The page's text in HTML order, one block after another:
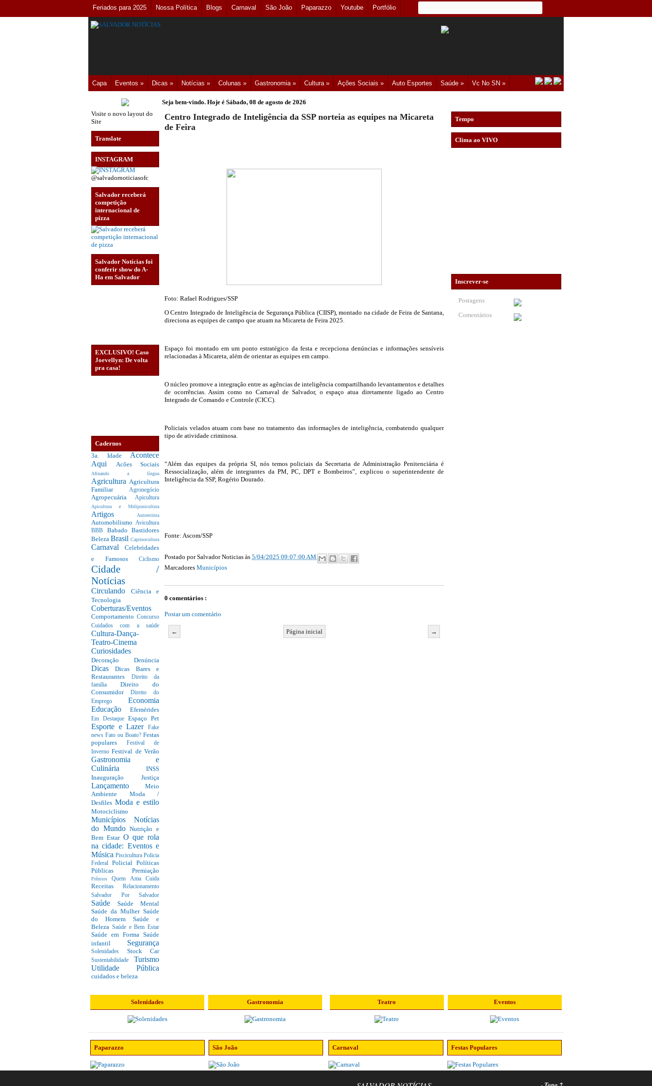
Feriados para 2025 Nossa Política Blogs Carnaval São João Paparazzo Youtube Portfólio
Capa Eventos » Dicas » Notícias » Colunas » Gastronomia » Cultura » Ações Sociais » Auto Esportes Saúde » Vc No SN »
Visite o novo layout do
Site
Translate
INSTAGRAM
@salvadornoticiasofc
Salvador receberá
competição
internacional de
pizza
Salvador Notícias foi
conferir show do A-
Ha em Salvador
EXCLUSIVO! Caso
Joevellyn: De volta
pra casa!
Cadernos
3a. Idade Acontece
Aqui
Acões Sociais
Afinando a língua
Agricultura Agricultura
Familiar
Agronegócio
Agropecuária Apicultura
Apicultura e Meliponicultura
Artigos Autoestima
Automobilismo
Avicultura
BBB Babado Bastidores
Beleza Brasil Caprinocultura
Carnaval Celebridades
e Famosos Ciclismo
Cidade /
Notícias
Circulando Ciência e
Tecnologia
Coberturas/Eventos
Comportamento Concurso
Cuidados com a saúde
Cultura-Dança-
Teatro-Cinema
Curiosidades
Decoração Denúncia
DicasDicas Bares e
Restaurantes
Direito da
família Direito do
Consumidor Direito do
Emprego Economia
Educação Efemérides
Em Destaque Espaço Pet
Esporte e Lazer
Fake
news Fato ou Boato? Festas
populares
Festival de
InvernoFestival de Verão
Gastronomia e
Culinária INSS
Inauguração Justiça
Lançamento Meio
Ambiente Moda /
Desfiles Moda e estilo
Motociclismo
Municípios Notícias
do MundoNutrição e
Bem Estar O que rola
na cidade: Eventos e
Música Piscicultura Policia
Federal Policial Políticas
Públicas Premiação
PrêmiosQuem Ama Cuida
Receitas Relacionamento
Salvador Por Salvador
Saúde Saúde Mental
Saúde da Mulher Saúde
do Homem Saúde e
Beleza Saúde e Bem Estar
Saúde em Forma Saúde
infantil Segurança
Solenidades Stock Car
Sustentabilidade Turismo
Utilidade Pública
cuidados e beleza
Seja bem-vindo. Hoje é Sábado, 08 de agosto de 2026
Centro Integrado de Inteligência da SSP norteia as equipes na Micareta
de Feira
Foto: Rafael Rodrigues/SSP
O Centro Integrado de Inteligência de Segurança Pública (CIISP), montado na cidade de Feira de Santana,
direciona as equipes de campo que atuam na Micareta de Feira 2025.
Espaço foi montado em um ponto estratégico da festa e recepciona denúncias e informações sensíveis
relacionadas à Micareta, além de orientar as equipes em campo.
O núcleo promove a integração entre as agências de inteligência compartilhando levantamentos e detalhes
de ocorrências. Assim como no Carnaval de Salvador, o espaço atua diretamente ligado ao Centro
Integrado de Comando e Controle (CICC).
Policiais velados atuam com base no tratamento das informações de inteligência, combatendo qualquer
tipo de atividade criminosa.
“Além das equipes da própria SI, nós temos policiais da Secretaria de Administração Penitenciária é
Ressocialização, além de integrantes da PM, PC, DPT e Bombeiros”, explicou o superintendente de
Inteligência da SSP, Rogério Dourado.
Fonte: Ascom/SSP
Postado porSalvador Noticias às 5/04/2025 09:07:00 AM
Marcadores Municípios
0 comentários :
Postar um comentário
← →
Página inicial
Tempo
Clima ao VIVO
Inscrever-se
Postagens
Comentários
Solenidades Gastronomia Eventos
Teatro
Paparazzo São João Festas Populares
Carnaval